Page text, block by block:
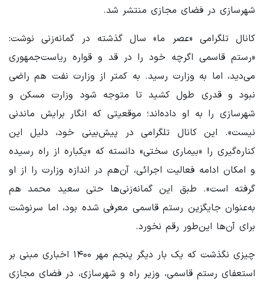
شهرسازی در فضای مجازی منتشر شد.
کانال تلگرامی «عصر ما» سال گذشته در گمانه‌زنی نوشت:
«رستم قاسمی اگرچه خود را در قد و قواره ریاست‌جمهوری
می‌دید، اما به وزارت رسید. به کمتر از وزارت نفت هم راضی
نبود و قدری طول کشید تا متوجه شود وزارت مسکن و
شهرسازی را به او داده‌اند؛ موقعیتی که انگار برایش ماندنی
نیست». این کانال تلگرامی در پیش‌بینی خود، دلیل این
کناره‌گیری را «بیماری سختی» دانسته که «یکباره از راه رسیده
و امکان ادامه فعالیت اجرائی، آن‌هم در اندازه وزارت را از او
گرفته است». طبق این گمانه‌زنی‌ها حتی سعید محمد هم
به‌عنوان جایگزین رستم قاسمی معرفی شده بود، اما سرنوشت
برای آن‌ها این‌طور رقم نخورد.
چیزی نگذشت که یک بار دیگر پنجم مهر ۱۴۰۰ اخباری مبنی بر
استعفای رستم قاسمی، وزیر راه و شهرسازی، در فضای مجازی